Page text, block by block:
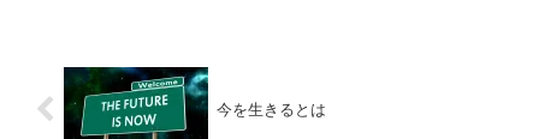
今を生きるとは